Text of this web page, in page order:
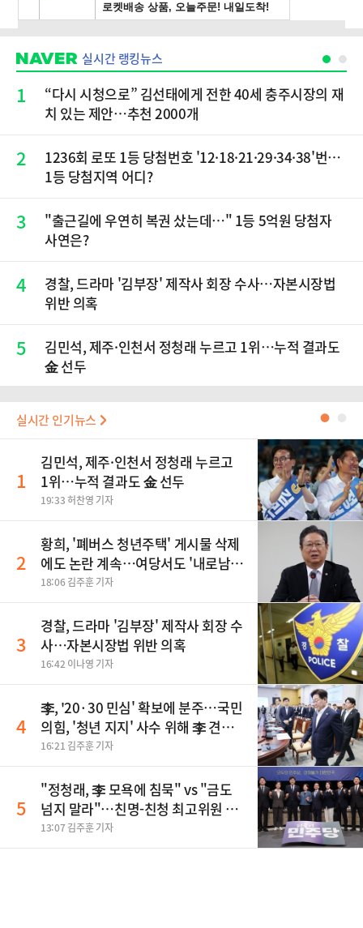
실시간 랭킹뉴스
1
“다시 시청으로” 김선태에게 전한 40세 충주시장의 재
치 있는 제안…추천 2000개
2
1236회 로또 1등 당첨번호 '12·18·21·29·34·38'번…
1등 당첨지역 어디?
3
"출근길에 우연히 복권 샀는데…" 1등 5억원 당첨자
사연은?
4
경찰, 드라마 '김부장' 제작사 회장 수사…자본시장법
위반 의혹
5
김민석, 제주·인천서 정청래 누르고 1위…누적 결과도
金 선두
실시간 인기뉴스 ●
1
김민석, 제주·인천서 정청래 누르고
1위…누적 결과도 金 선두
19:33 허찬영 기자
2
황희, '폐버스 청년주택' 게시물 삭제
에도 논란 계속…여당서도 '내로남
불' 비판
18:06 김주훈 기자
3
경찰, 드라마 '김부장' 제작사 회장 수
사…자본시장법 위반 의혹
16:42 이나영 기자
4
李, '20·30 민심' 확보에 분주…국민
의힘, '청년 지지' 사수 위해 李 견제
사활
16:21 김주훈 기자
5
"정청래, 李 모욕에 침묵" vs "금도
넘지 말라"…친명-친청 최고위원 후
보, 제주서 격돌
13:07 김주훈 기자